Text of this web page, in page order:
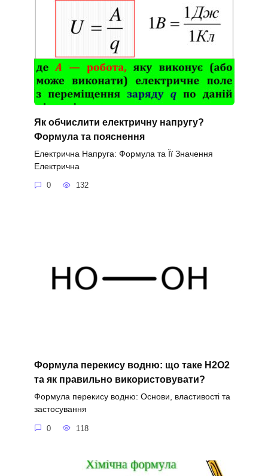
Як обчислити електричну напругу?
Формула та пояснення
Електрична Напруга: Формула та Її Значення
Електрична
0 132
Формула перекису водню: що таке H2O2
та як правильно використовувати?
Формула перекису водню: Основи, властивості та
застосування
0 118